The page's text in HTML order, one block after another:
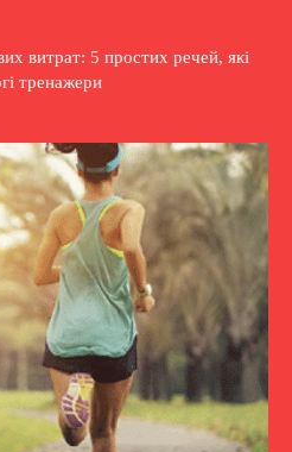
витрат: 5 простих речей, які
тренажери